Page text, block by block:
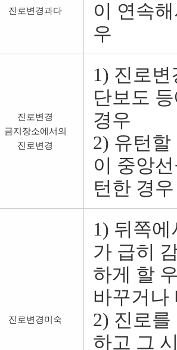
진로변경과다
이 연속
우
진로변경
금지장소에서의
진로변경
1) 진로
단보도
경우
2) 유턴
이 중앙
턴한 경우
진로변경미숙
1) 뒤쪽
가 급히
하게 할
바꾸거나
2) 진로
하고 그